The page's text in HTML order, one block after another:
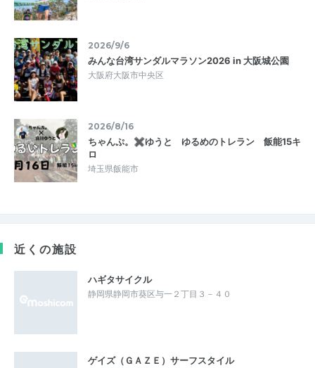
2026/9/6
みんな台湾サンダルマラソン2026 in 大阪城公園
大阪府大阪市中央区
2026/8/16
ちゃんぷ。✖ゆうと ゆるめのトレラン 飯能15キ
ロ
埼玉県飯能市
近くの施設
ハギタサイクル
静岡県静岡市葵区与一２丁目３－４０
ゲイズ（ＧＡＺＥ）サーフスタイル